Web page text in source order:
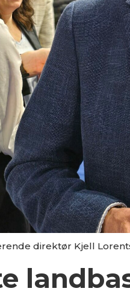
direktør Kjell